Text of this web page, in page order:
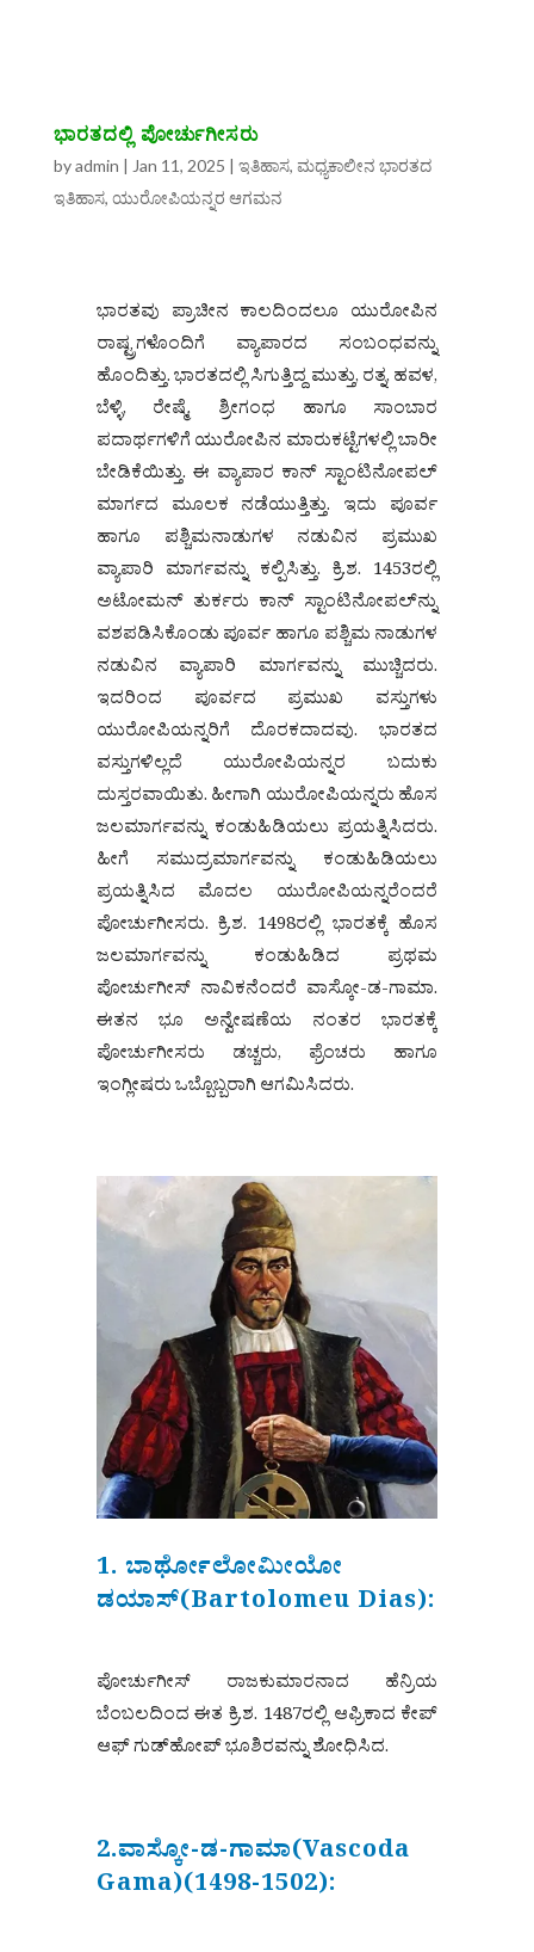
ಭಾರತದಲ್ಲಿ ಪೋರ್ಚುಗೀಸರು
byadmin | Jan 11, 2025 | ಇತಿಹಾಸ, ಮಧ್ಯಕಾಲೀನ ಭಾರತದ
ಇತಿಹಾಸ, ಯುರೋಪಿಯನ್ನರ ಆಗಮನ
ಭಾರತವು ಪ್ರಾಚೀನ ಕಾಲದಿಂದಲೂ ಯುರೋಪಿನ
ರಾಷ್ಟ್ರಗಳೊಂದಿಗೆ ವ್ಯಾಪಾರದ ಸಂಬಂಧವನ್ನು
ಹೊಂದಿತ್ತು. ಭಾರತದಲ್ಲಿ ಸಿಗುತ್ತಿದ್ದ ಮುತ್ತು, ರತ್ನ, ಹವಳ,
ಬೆಳ್ಳಿ, ರೇಷ್ಮೆ, ಶ್ರೀಗಂಧ ಹಾಗೂ ಸಾಂಬಾರ
ಪದಾರ್ಥಗಳಿಗೆ ಯುರೋಪಿನ ಮಾರುಕಟ್ಟೆಗಳಲ್ಲಿ ಬಾರೀ
ಬೇಡಿಕೆಯಿತ್ತು. ಈ ವ್ಯಾಪಾರ ಕಾನ್ ಸ್ಟಾಂಟಿನೋಪಲ್
ಮಾರ್ಗದ ಮೂಲಕ ನಡೆಯುತ್ತಿತ್ತು. ಇದು ಪೂರ್ವ
ಹಾಗೂ ಪಶ್ಚಿಮನಾಡುಗಳ ನಡುವಿನ ಪ್ರಮುಖ
ವ್ಯಾಪಾರಿ ಮಾರ್ಗವನ್ನು ಕಲ್ಪಿಸಿತ್ತು. ಕ್ರಿ.ಶ. 1453ರಲ್ಲಿ
ಅಟೋಮನ್ ತುರ್ಕರು ಕಾನ್ ಸ್ಟಾಂಟಿನೋಪಲ್‌ನ್ನು
ವಶಪಡಿಸಿಕೊಂಡು ಪೂರ್ವ ಹಾಗೂ ಪಶ್ಚಿಮ ನಾಡುಗಳ
ನಡುವಿನ ವ್ಯಾಪಾರಿ ಮಾರ್ಗವನ್ನು ಮುಚ್ಚಿದರು.
ಇದರಿಂದ ಪೂರ್ವದ ಪ್ರಮುಖ ವಸ್ತುಗಳು
ಯುರೋಪಿಯನ್ನರಿಗೆ ದೊರಕದಾದವು. ಭಾರತದ
ವಸ್ತುಗಳಿಲ್ಲದೆ ಯುರೋಪಿಯನ್ನರ ಬದುಕು
ದುಸ್ತರವಾಯಿತು. ಹೀಗಾಗಿ ಯುರೋಪಿಯನ್ನರು ಹೊಸ
ಜಲಮಾರ್ಗವನ್ನು ಕಂಡುಹಿಡಿಯಲು ಪ್ರಯತ್ನಿಸಿದರು.
ಹೀಗೆ ಸಮುದ್ರಮಾರ್ಗವನ್ನು ಕಂಡುಹಿಡಿಯಲು
ಪ್ರಯತ್ನಿಸಿದ ಮೊದಲ ಯುರೋಪಿಯನ್ನರೆಂದರೆ
ಪೋರ್ಚುಗೀಸರು. ಕ್ರಿ.ಶ. 1498ರಲ್ಲಿ ಭಾರತಕ್ಕೆ ಹೊಸ
ಜಲಮಾರ್ಗವನ್ನು ಕಂಡುಹಿಡಿದ ಪ್ರಥಮ
ಪೋರ್ಚುಗೀಸ್ ನಾವಿಕನೆಂದರೆ ವಾಸ್ಕೋ-ಡ-ಗಾಮಾ.
ಈತನ ಭೂ ಅನ್ವೇಷಣೆಯ ನಂತರ ಭಾರತಕ್ಕೆ
ಪೋರ್ಚುಗೀಸರು ಡಚ್ಚರು, ಫ್ರೆಂಚರು ಹಾಗೂ
ಇಂಗ್ಲೀಷರು ಒಬ್ಬೊಬ್ಬರಾಗಿ ಆಗಮಿಸಿದರು.
1. ಬಾರ್ಥೋಲೋಮೀಯೋ
ಡಯಾಸ್(Bartolomeu Dias):
ಪೋರ್ಚುಗೀಸ್ ರಾಜಕುಮಾರನಾದ ಹೆನ್ರಿಯ
ಬೆಂಬಲದಿಂದ ಈತ ಕ್ರಿ.ಶ. 1487ರಲ್ಲಿ ಆಫ್ರಿಕಾದ ಕೇಪ್
ಆಫ್ ಗುಡ್‌ಹೋಪ್ ಭೂಶಿರವನ್ನು ಶೋಧಿಸಿದ.
2.ವಾಸ್ಕೋ-ಡ-ಗಾಮಾ(Vascoda
Gama)(1498-1502):